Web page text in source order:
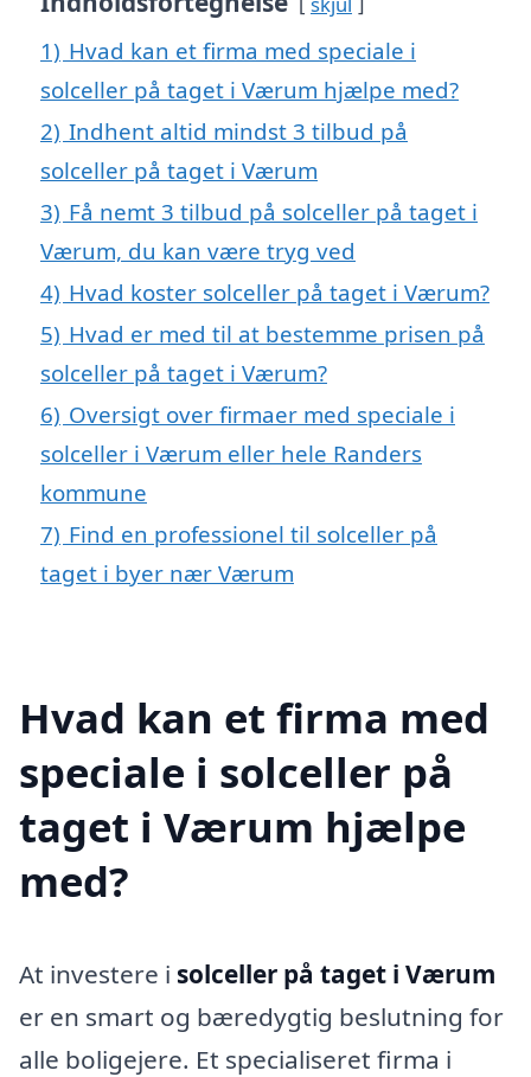
1) Hvad kan et firma med speciale i
solceller på taget i Værum hjælpe med?
2) Indhent altid mindst 3 tilbud på
solceller på taget i Værum
3) Få nemt 3 tilbud på solceller på taget i
Værum, du kan være tryg ved
4) Hvad koster solceller på taget i Værum?
5) Hvad er med til at bestemme prisen på
solceller på taget i Værum?
6) Oversigt over firmaer med speciale i
solceller i Værum eller hele Randers
kommune
7) Find en professionel til solceller på
taget i byer nær Værum
Hvad kan et firma med
speciale i solceller på
taget i Værum hjælpe
med?
At investere i solceller på taget i Værum
er en smart og bæredygtig beslutning for
alle boligejere. Et specialiseret firma i